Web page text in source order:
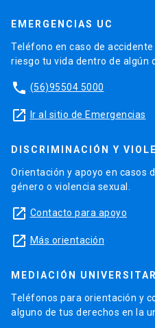
EMERGENCIAS UC
Teléfono en caso de
riesgo tu vida dentro de algún
phone (56)95504 5000
launch Ir al sitio de Emergencias
DISCRIMINACIÓN Y
Orientación y apoyo en casos
género o violencia sexual.
launch Contacto para apoyo
launch Más orientación
MEDIACIÓN
Teléfonos para orientación y
alguno de tus derechos en la